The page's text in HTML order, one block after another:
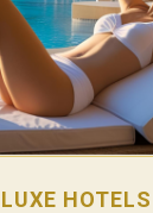
LUXE HOTELS